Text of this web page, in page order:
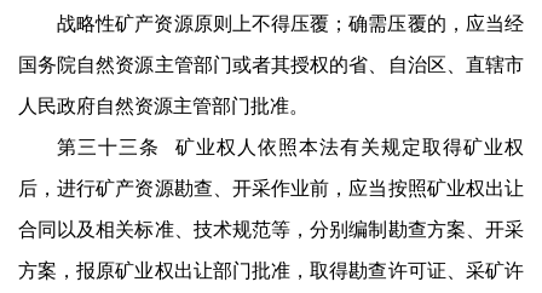
战略性矿产资源原则上不得压覆；确需压覆的，应当经
国务院自然资源主管部门或者其授权的省、自治区、直辖市
人民政府自然资源主管部门批准。
第三十三条 矿业权人依照本法有关规定取得矿业权
后，进行矿产资源勘查、开采作业前，应当按照矿业权出让
合同以及相关标准、技术规范等，分别编制勘查方案、开采
方案，报原矿业权出让部门批准，取得勘查许可证、采矿许